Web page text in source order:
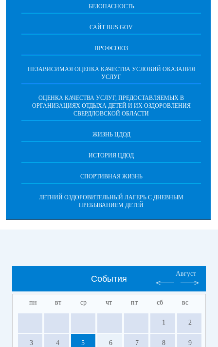
БЕЗОПАСНОСТЬ
САЙТ BUS.GOV
ПРОФСОЮЗ
НЕЗАВИСИМАЯ ОЦЕНКА КАЧЕСТВА УСЛОВИЙ ОКАЗАНИЯ
УСЛУГ
ОЦЕНКА КАЧЕСТВА УСЛУГ, ПРЕДОСТАВЛЯЕМЫХ В
ОРГАНИЗАЦИЯХ ОТДЫХА ДЕТЕЙ И ИХ ОЗДОРОВЛЕНИЯ
СВЕРДЛОВСКОЙ ОБЛАСТИ
ЖИЗНЬ ЦДОД
ИСТОРИЯ ЦДОД
СПОРТИВНАЯ ЖИЗНЬ
ЛЕТНИЙ ОЗДОРОВИТЕЛЬНЫЙ ЛАГЕРЬ С ДНЕВНЫМ
ПРЕБЫВАНИЕМ ДЕТЕЙ
События
Август
пн вт ср чт пт сб вс
1 2
3 4 5 6 7 8 9